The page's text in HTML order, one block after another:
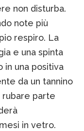
non disturba.
note più
respiro. La
e una spinta
in una positiva
da un tannino
rubare parte
in vetro.